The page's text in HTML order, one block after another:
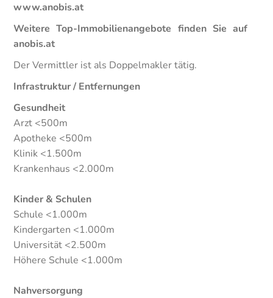
www.anobis.at
Weitere Top-Immobilienangebote finden Sie auf
anobis.at
Der Vermittler ist als Doppelmakler tätig.
Infrastruktur / Entfernungen
Gesundheit
Arzt <500m
Apotheke <500m
Klinik <1.500m
Krankenhaus <2.000m
Kinder & Schulen
Schule <1.000m
Kindergarten <1.000m
Universität <2.500m
Höhere Schule <1.000m
Nahversorgung